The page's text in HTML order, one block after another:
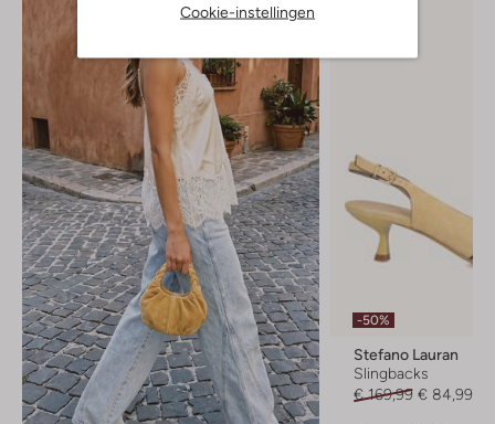
Cookie-instellingen
-50%
Stefano Lauran
Slingbacks
€ 169,99 € 84,99